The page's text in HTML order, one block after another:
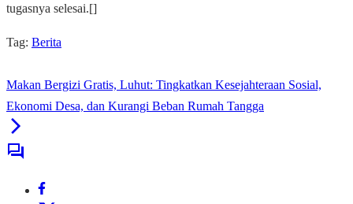
tugasnya selesai.[]
Tag: Berita
Makan Bergizi Gratis, Luhut: Tingkatkan Kesejahteraan Sosial,
Ekonomi Desa, dan Kurangi Beban Rumah Tangga